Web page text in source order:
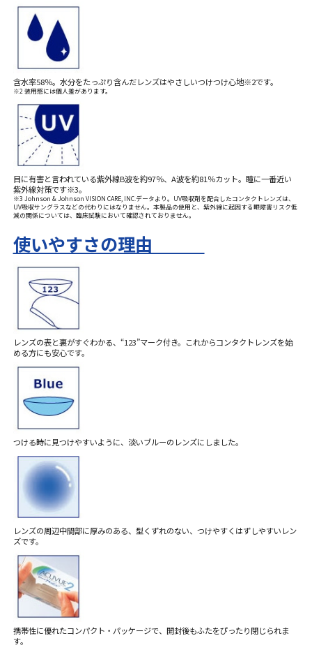
含水率58％。水分をたっぷり含んだレンズはやさしいつけつけ心地※2です。
※2 装用感には個人差があります。
目に有害と言われている紫外線B波を約97％、A波を約81％カット。瞳に一番近い
紫外線対策です※3。
※3 Johnson & Johnson VISION CARE, INC.データより。UV吸収剤を配合したコンタクトレンズは、
UV吸収サングラスなどの代わりにはなりません。本製品の使用と、紫外線に起因する眼障害リスク低
減の関係については、臨床試験において確認されておりません。
使いやすさの理由
レンズの表と裏がすぐわかる、“123”マーク付き。これからコンタクトレンズを始
める方にも安心です。
つける時に見つけやすいように、淡いブルーのレンズにしました。
レンズの周辺中間部に厚みのある、型くずれのない、つけやすくはずしやすいレン
ズです。
携帯性に優れたコンパクト・パッケージで、開封後もふたをぴったり閉じられま
す。